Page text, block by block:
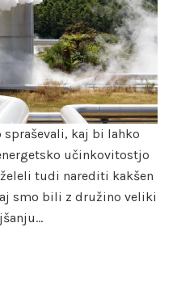
kaj bi lahko
učinkovitostjo
tudi narediti kakšen
smo bili z družino veliki